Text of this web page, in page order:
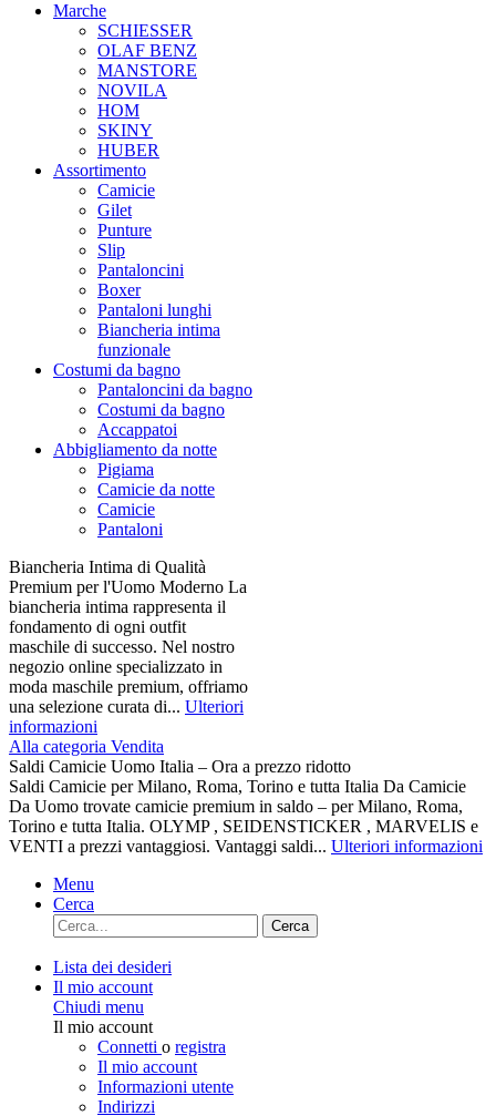
Marche
SCHIESSER
OLAF BENZ
MANSTORE
NOVILA
HOM
SKINY
HUBER
Assortimento
Camicie
Gilet
Punture
Slip
Pantaloncini
Boxer
Pantaloni lunghi
Biancheria intima
funzionale
Costumi da bagno
Pantaloncini da bagno
Costumi da bagno
Accappatoi
Abbigliamento da notte
Pigiama
Camicie da notte
Camicie
Pantaloni
Biancheria Intima di Qualità
Premium per l'Uomo Moderno La
biancheria intima rappresenta il
fondamento di ogni outfit
maschile di successo. Nel nostro
negozio online specializzato in
moda maschile premium, offriamo
una selezione curata di... Ulteriori
informazioni
Alla categoria Vendita
Saldi Camicie Uomo Italia – Ora a prezzo ridotto
Saldi Camicie per Milano, Roma, Torino e tutta Italia Da Camicie
Da Uomo trovate camicie premium in saldo – per Milano, Roma,
Torino e tutta Italia. OLYMP , SEIDENSTICKER , MARVELIS e
VENTI a prezzi vantaggiosi. Vantaggi saldi... Ulteriori informazioni
Menu
Cerca
Cerca
Lista dei desideri
Il mio account
Chiudi menu
Il mio account
Connetti o registra
Il mio account
Informazioni utente
Indirizzi